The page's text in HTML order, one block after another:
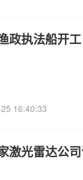
政执法船开
16:40:33
激光雷达公